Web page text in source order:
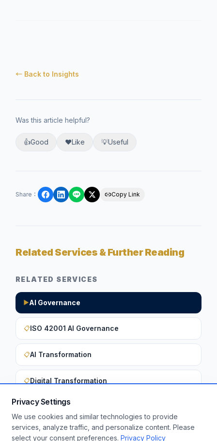
Privacy Settings
We use cookies and similar technologies to provide
services, analyze traffic, and personalize content. Please
select your consent preferences. Privacy Policy
← Back to Insights
Was this article helpful?
👍Good ❤️Like 💡Useful
Share ： Copy Link
Related Services & Further Reading
RELATED SERVICES
▶AI Governance
📋ISO 42001 AI Governance
📋AI Transformation
📋Digital Transformation
Want to apply these insights to your